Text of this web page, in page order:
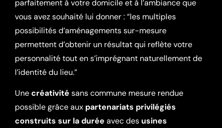
parfaitement à votre domicile et à l’ambiance que
vous avez souhaité lui donner : “les multiples
possibilités d’aménagements sur-mesure
permettent d’obtenir un résultat qui reflète votre
personnalité tout en s’imprégnant naturellement de
l’identité du lieu.”
Unecréativité sans commune mesure rendue
possible grâce aux partenariats privilégiés
construits sur la durée avec des usines